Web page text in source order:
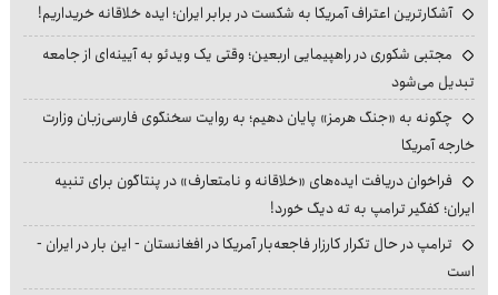
آشکارترین اعتراف آمریکا به شکست در برابر ایران؛ ایده خلاقانه خریداریم!
مجتبی شکوری در راهپیمایی اربعین؛ وقتی یک ویدئو به آیینه‌ای از جامعه
تبدیل می‌شود
چگونه به «جنگ هرمز» پایان دهیم؛ به روایت سخنگوی فارسی‌زبان وزارت
خارجه آمریکا
فراخوان دریافت ایده‌های «خلاقانه و نامتعارف» در پنتاگون برای تنبیه
ایران؛ کفگیر ترامپ به ته دیگ خورد!
ترامپ در حال تکرار کارزار فاجعه‌بار آمریکا در افغانستان - این بار در ایران -
است